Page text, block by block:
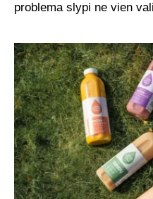
problema slypi ne vien